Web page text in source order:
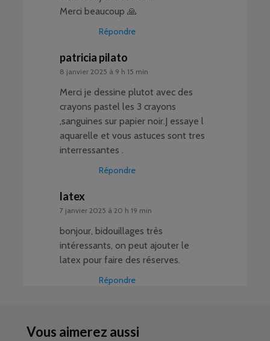
Merci beaucoup 🙏
Répondre
patricia pilato
8 janvier 2025 à 9 h 15 min
Merci je dessine plutot avec des
crayons pastel les 3 crayons
,sanguines sur papier noir.J essaye l
aquarelle et vous astuces sont tres
interressantes .
Répondre
latex
7 janvier 2025 à 20 h 19 min
bonjour, bidouillages très
intéressants, on peut ajouter le
latex pour faire des réserves.
Répondre
Vous aimerez aussi